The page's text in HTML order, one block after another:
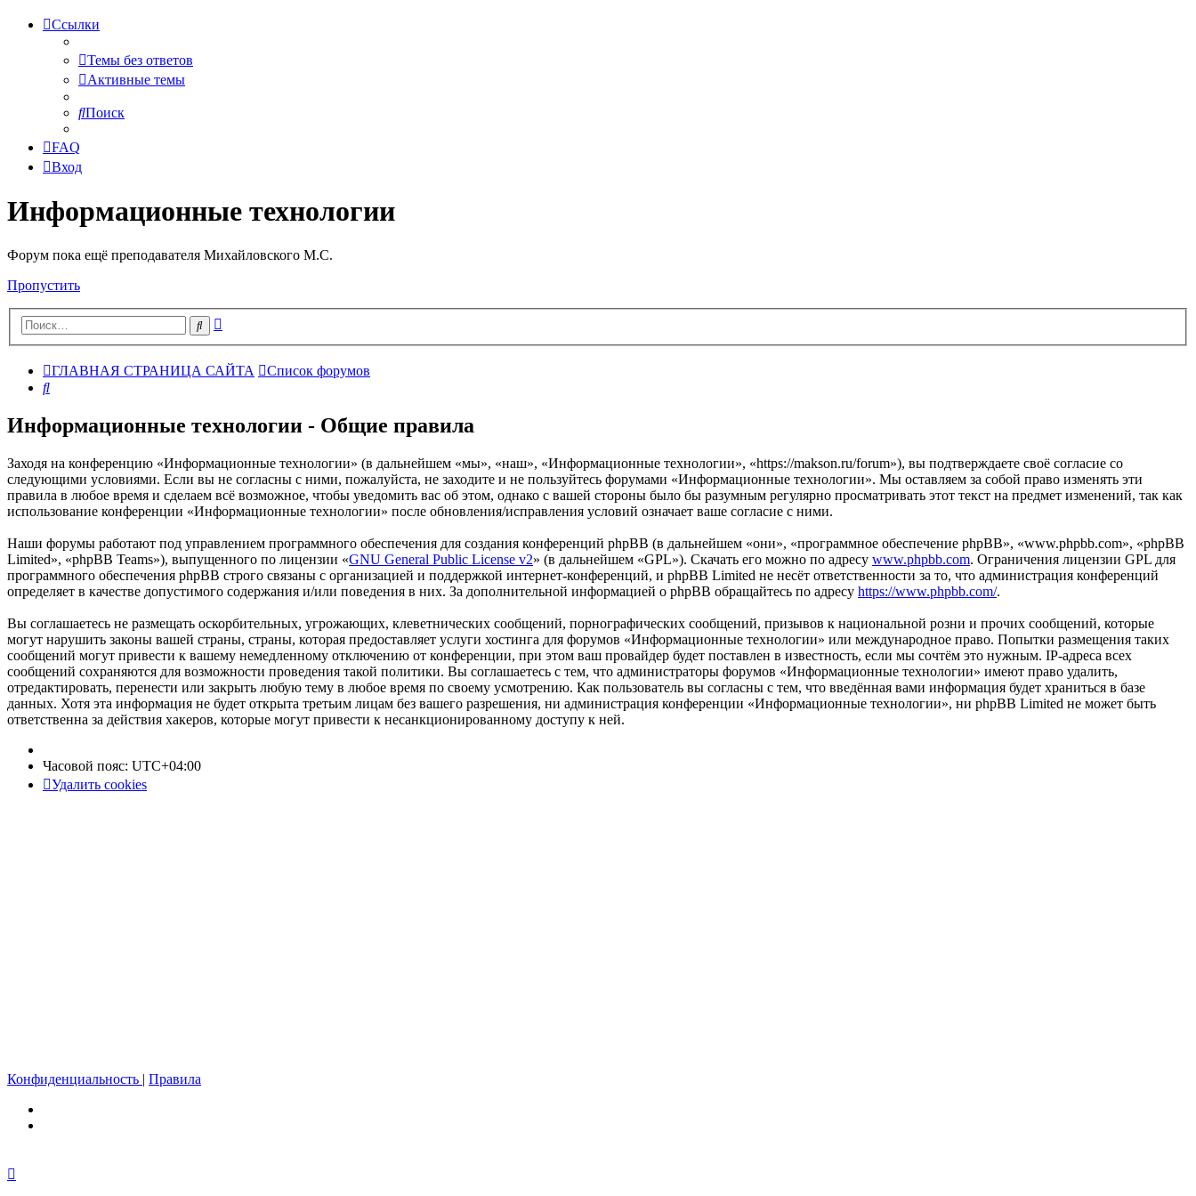
Ссылки
Темы без ответов
Активные темы
Поиск
FAQ
Вход
Информационные технологии
Форум пока ещё преподавателя Михайловского М.С.
Пропустить
Поиск
ГЛАВНАЯ СТРАНИЦА САЙТА
Список форумов
Поиск
Информационные технологии - Общие правила
Заходя на конференцию «Информационные технологии» (в дальнейшем «мы», «наш», «Информационные технологии», «https://makson.ru/forum»), вы подтверждаете своё согласие со
следующими условиями. Если вы не согласны с ними, пожалуйста, не заходите и не пользуйтесь форумами «Информационные технологии». Мы оставляем за собой право изменять эти
правила в любое время и сделаем всё возможное, чтобы уведомить вас об этом, однако с вашей стороны было бы разумным регулярно просматривать этот текст на предмет изменений, так как
использование конференции «Информационные технологии» после обновления/исправления условий означает ваше согласие с ними.
Наши форумы работают под управлением программного обеспечения для создания конференций phpBB (в дальнейшем «они», «программное обеспечение phpBB», «www.phpbb.com», «phpBB
Limited», «phpBB Teams»), выпущенного по лицензии «GNU General Public License v2» (в дальнейшем «GPL»). Скачать его можно по адресу www.phpbb.com. Ограничения лицензии GPL для
программного обеспечения phpBB строго связаны с организацией и поддержкой интернет-конференций, и phpBB Limited не несёт ответственности за то, что администрация конференций
определяет в качестве допустимого содержания и/или поведения в них. За дополнительной информацией о phpBB обращайтесь по адресу https://www.phpbb.com/.
Вы соглашаетесь не размещать оскорбительных, угрожающих, клеветнических сообщений, порнографических сообщений, призывов к национальной розни и прочих сообщений, которые
могут нарушить законы вашей страны, страны, которая предоставляет услуги хостинга для форумов «Информационные технологии» или международное право. Попытки размещения таких
сообщений могут привести к вашему немедленному отключению от конференции, при этом ваш провайдер будет поставлен в известность, если мы сочтём это нужным. IP-адреса всех
сообщений сохраняются для возможности проведения такой политики. Вы соглашаетесь с тем, что администраторы форумов «Информационные технологии» имеют право удалить,
отредактировать, перенести или закрыть любую тему в любое время по своему усмотрению. Как пользователь вы согласны с тем, что введённая вами информация будет храниться в базе
данных. Хотя эта информация не будет открыта третьим лицам без вашего разрешения, ни администрация конференции «Информационные технологии», ни phpBB Limited не может быть
ответственна за действия хакеров, которые могут привести к несанкционированному доступу к ней.
Часовой пояс: UTC+04:00
Удалить cookies
Конфиденциальность | Правила